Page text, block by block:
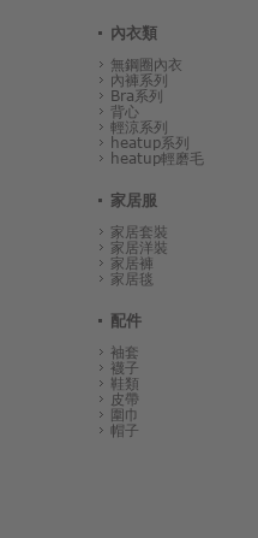
內衣類
無鋼圈內衣
內褲系列
Bra系列
背心
輕涼系列
heatup系列
heatup輕磨毛
家居服
家居套裝
家居洋裝
家居褲
家居毯
配件
袖套
襪子
鞋類
皮帶
圍巾
帽子